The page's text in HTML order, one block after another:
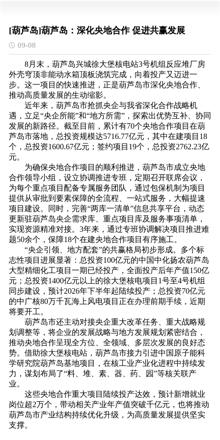
[葫芦岛]葫芦岛：深化央地合作 促进共赢发展
09-08
8月末，葫芦岛兴城徐大堡核电站3号机组反应堆厂房
外壳穹顶非能动水箱顶板浇筑完成，向着投产又迈进一
步。这一项目的快速推进，正是葫芦岛市深化央地合作、
推动高质量发展的生动缩影。
近年来，葫芦岛市抢抓央企与我省深化合作战略机
遇，立足“央企所能”和“地方所需”，探索出优势互补、协同
发展的新路径。截至目前，累计有70个央地合作项目在葫
芦岛市落地，总投资规模达5716.77亿元，其中在建项目18
个，总投资1600.67亿元；签约项目19个，总投资2762.23亿
元。
为确保央地合作项目的顺利推进，葫芦岛市成立央地
合作领导小组，设立协调推进专班，定期召开联席会议，
为每个重点项目配备专属服务团队，通过包保机制为项目
提供从审批到要素保障的全流程、一站式服务，大幅提速
项目建设。同时，完善“两库一清单”信息共享平台，动态
更新驻葫芦岛央企需求库、重点项目库及服务事项清单，
实现资源精准对接。3年来，通过专班协调解决项目推进难
题50余个，保障18个在建央地合作项目有序施工。
“央企引领、地方配套”的共赢格局初步形成。多个标
志性项目进展显著：总投资100亿元的中国中化扬农葫芦岛
大型精细化工项目一期已经投产，全面投产后年产值150亿
元；总投资1400亿元以上的徐大堡核电项目1号至4号机组
同步建设，预计2026年下半年起陆续投产；总投资70亿元
的中广核80万千瓦海上风电项目正在办理前期手续，近期
将要开工。
葫芦岛市还主动对接央企重大改革任务、重大战略规
划调整等，将企业的发展战略与地方发展规划紧密结合，
推动央地合作呈现全方位、全领域、多层次发展的良好态
势。借助徐大堡核电站，葫芦岛市接力引进中国原子能科
学研究院葫芦岛基地项目，在核工业产业化进程中持续发
力，谋划布局了“料、堆、素、器、药、园”等核关联产
业。
这些央地合作重大项目陆续投产达效，预计新增就业
岗位超2万个，带动相关产业年产值突破千亿元，也将推动
葫芦岛市产业结构持续优化升级，为高质量发展提供坚实
支撑。